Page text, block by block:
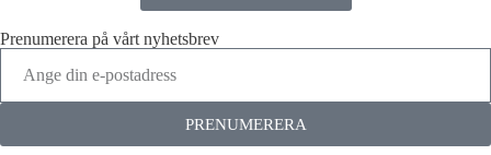
Prenumerera på vårt nyhetsbrev
PRENUMERERA